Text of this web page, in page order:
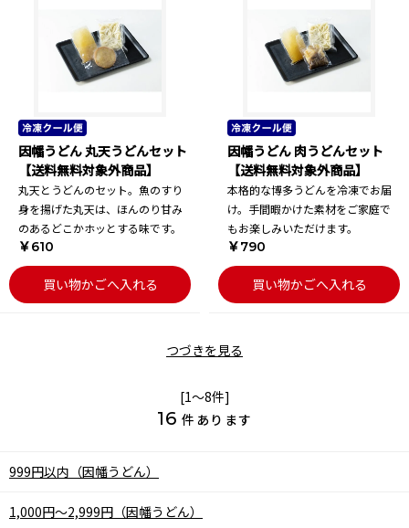
因幡うどん 丸天うどんセット
【送料無料対象外商品】
丸天とうどんのセット。魚のすり
身を揚げた丸天は、ほんのり甘み
のあるどこかホッとする味です。
￥610
買い物かごへ入れる
因幡うどん 肉うどんセット
【送料無料対象外商品】
本格的な博多うどんを冷凍でお届
け。手間暇かけた素材をご家庭で
もお楽しみいただけます。
￥790
買い物かごへ入れる
つづきを見る
[1～8件]
16 件あります
999円以内（因幡うどん）
1,000円～2,999円（因幡うどん）